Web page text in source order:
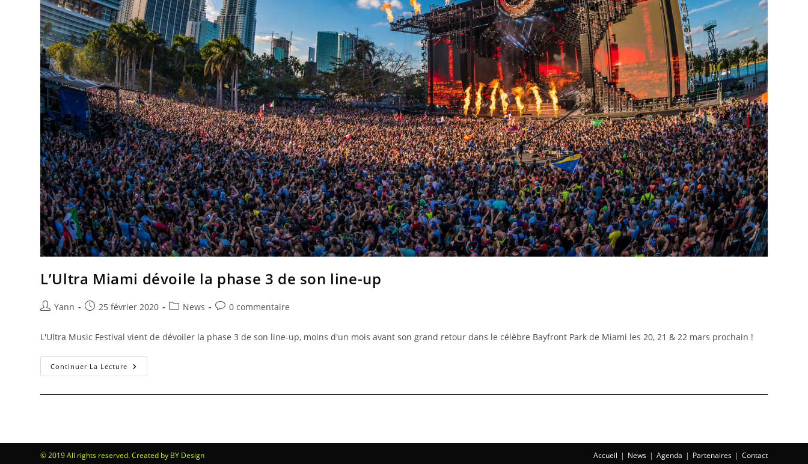
L’Ultra Miami dévoile la phase 3 de son line-up
Yann 25 février 2020 News 0 commentaire
L'Ultra Music Festival vient de dévoiler la phase 3 de son line-up, moins d'un mois avant son grand retour dans le célèbre Bayfront Park de Miami les 20, 21 & 22 mars prochain !
Continuer La Lecture
Accueil News Agenda Partenaires Contact
© 2019 All rights reserved. Created by BY Design